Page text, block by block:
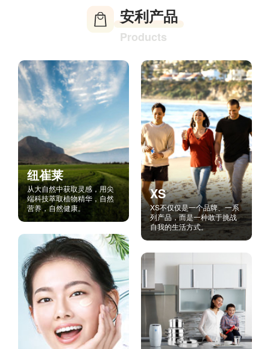
安利产品
Products
纽崔莱
从大自然中获取灵感，用尖
端科技萃取植物精华，自然
营养，自然健康。
XS
XS不仅仅是一个品牌、一系
列产品，而是一种敢于挑战
自我的生活方式。